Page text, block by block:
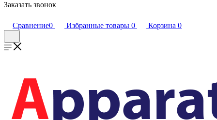
Заказать звонок
Сравнение0 Избранные товары 0 Корзина 0